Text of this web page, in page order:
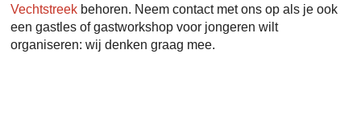
Vechtstreekbehoren. Neem contact met ons op als je ook
een gastles of gastworkshop voor jongeren wilt
organiseren: wij denken graag mee.